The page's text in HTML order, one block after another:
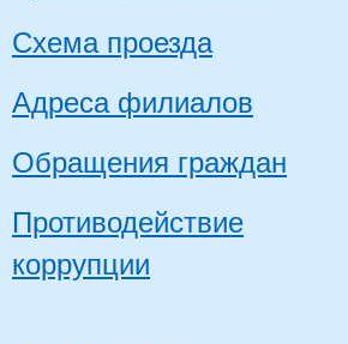
Схема проезда
Адреса филиалов
Обращения граждан
Противодействие
коррупции